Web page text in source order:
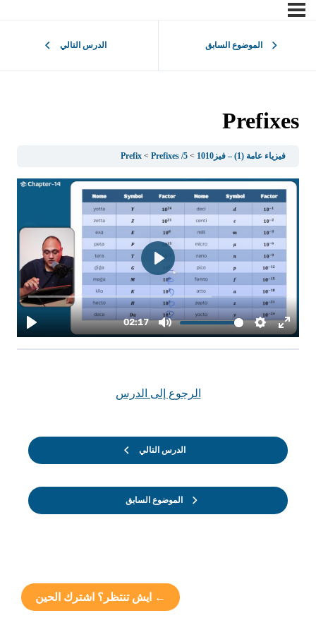
الموضوع السابق الدرس التالي
Prefixes
فيزياء عامة (1) – فيز1010 5/ Prefix
Prefixes
الموضوع السابق
الرجوع إلى الدرس
الدرس التالي
← ايش تنتظر؟ اشترك الحين